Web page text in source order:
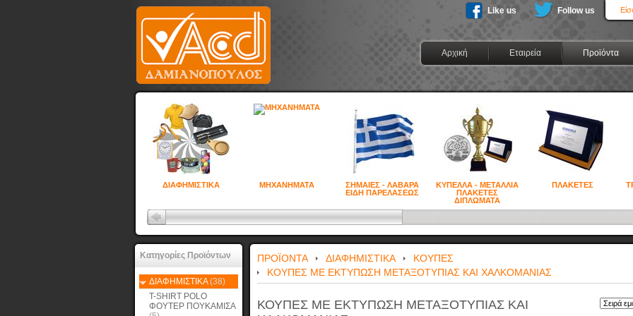
Αρχική Εταιρεία Προϊόντα
Like us Follow us
ΔΙΑΦΗΜΙΣΤΙΚΑ ΜΗΧΑΝΗΜΑΤΑ
ΣΗΜΑΙΕΣ - ΛΑΒΑΡΑ
ΕΙΔΗ ΠΑΡΕΛΑΣΕΩΣ
ΚΥΠΕΛΛΑ - ΜΕΤΑΛΛΙΑ
ΠΛΑΚΕΤΕΣ
ΔΙΠΛΩΜΑΤΑ
ΠΛΑΚΕΤΕΣ
Κατηγορίες Προϊόντων
ΔΙΑΦΗΜΙΣΤΙΚΑ(38)
T-SHIRT POLO
ΦΟΥΤΕΡ ΠΟΥΚΑΜΙΣΑ
ΠΡΟΪΟΝΤΑ ΔΙΑΦΗΜΙΣΤΙΚΑ
ΚΟΥΠΕΣ
ΚΟΥΠΕΣ ΜΕ ΕΚΤΥΠΩΣΗ ΜΕΤΑΞΟΤΥΠΙΑΣ ΚΑΙ ΧΑΛΚΟΜΑΝΙΑΣ
ΚΟΥΠΕΣ ΜΕ ΕΚΤΥΠΩΣΗ ΜΕΤΑΞΟΤΥΠΙΑΣ ΚΑΙ